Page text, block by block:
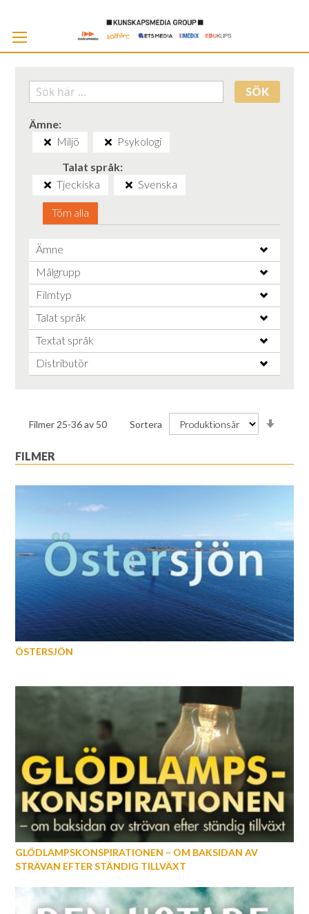
SÖK
Ämne
Miljö
Psykologi
Talat språk
Tjeckiska
Svenska
Töm alla
Ämne
Målgrupp
Filmtyp
Talat språk
Textat språk
Distributör
Filmer 25-36av 50 Sortera
FILMER
ÖSTERSJÖN
GLÖDLAMPSKONSPIRATIONEN – OM BAKSIDAN AV
STRÄVAN EFTER STÄNDIG TILLVÄXT